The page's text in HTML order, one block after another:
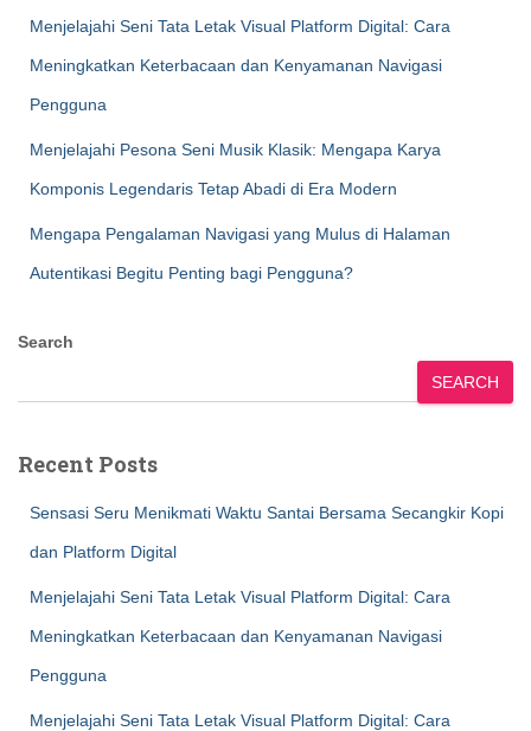
Menjelajahi Seni Tata Letak Visual Platform Digital: Cara
Meningkatkan Keterbacaan dan Kenyamanan Navigasi
Pengguna
Menjelajahi Pesona Seni Musik Klasik: Mengapa Karya
Komponis Legendaris Tetap Abadi di Era Modern
Mengapa Pengalaman Navigasi yang Mulus di Halaman
Autentikasi Begitu Penting bagi Pengguna?
Search
SEARCH
Recent Posts
Sensasi Seru Menikmati Waktu Santai Bersama Secangkir Kopi
dan Platform Digital
Menjelajahi Seni Tata Letak Visual Platform Digital: Cara
Meningkatkan Keterbacaan dan Kenyamanan Navigasi
Pengguna
Menjelajahi Seni Tata Letak Visual Platform Digital: Cara